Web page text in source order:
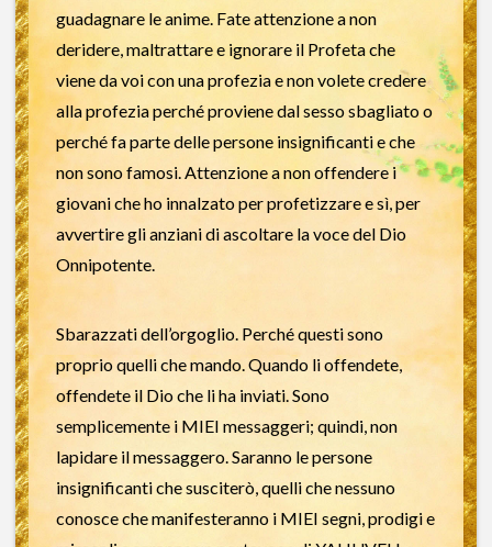
guadagnare le anime. Fate attenzione a non
deridere, maltrattare e ignorare il Profeta che
viene da voi con una profezia e non volete credere
alla profezia perché proviene dal sesso sbagliato o
perché fa parte delle persone insignificanti e che
non sono famosi. Attenzione a non offendere i
giovani che ho innalzato per profetizzare e sì, per
avvertire gli anziani di ascoltare la voce del Dio
Onnipotente.
Sbarazzati dell’orgoglio. Perché questi sono
proprio quelli che mando. Quando li offendete,
offendete il Dio che li ha inviati. Sono
semplicemente i MIEI messaggeri; quindi, non
lapidare il messaggero. Saranno le persone
insignificanti che susciterò, quelli che nessuno
conosce che manifesteranno i MIEI segni, prodigi e